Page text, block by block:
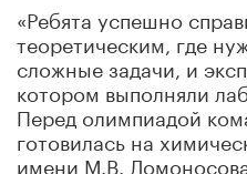
«Ребята успешно
теоретическим, где
сложные задачи, и
котором выполняли
Перед олимпиадой
готовилась на
имени М.В.